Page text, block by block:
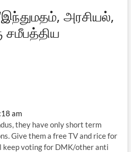
அரசியல்,
am
they have only short term
Give them a free TV and rice for
keep voting for DMK/other anti